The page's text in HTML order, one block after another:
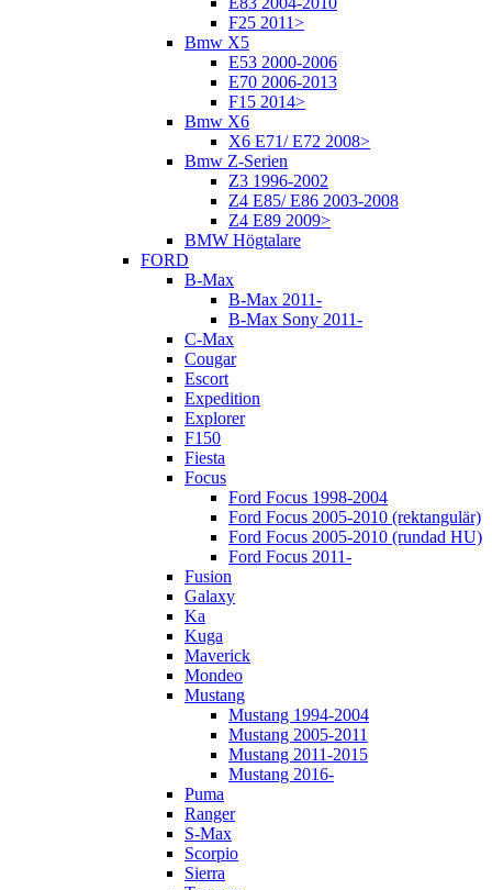
F25 2011>
Bmw X5
E53 2000-2006
E70 2006-2013
F15 2014>
Bmw X6
X6 E71/ E72 2008>
Bmw Z-Serien
Z3 1996-2002
Z4 E85/ E86 2003-2008
Z4 E89 2009>
BMW Högtalare
FORD
B-Max
B-Max 2011-
B-Max Sony 2011-
C-Max
Cougar
Escort
Expedition
Explorer
F150
Fiesta
Focus
Ford Focus 1998-2004
Ford Focus 2005-2010 (rektangulär)
Ford Focus 2005-2010 (rundad HU)
Ford Focus 2011-
Fusion
Galaxy
Ka
Kuga
Maverick
Mondeo
Mustang
Mustang 1994-2004
Mustang 2005-2011
Mustang 2011-2015
Mustang 2016-
Puma
Ranger
S-Max
Scorpio
Sierra